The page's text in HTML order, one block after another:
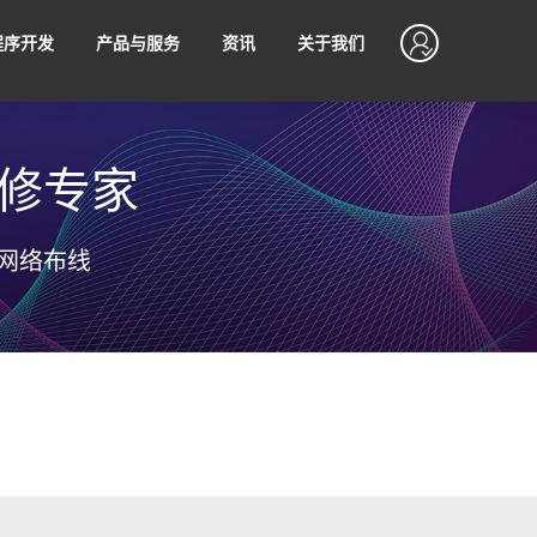
SEO优化
网站管理服务
网站代运营
序开发
序支付接入
产品与服务
产 SSLVPN
资讯
序运营技巧 软硬件知识
关于我们
售后支持
无忧售后，7*24小时不间断售后服务
专家
络布线